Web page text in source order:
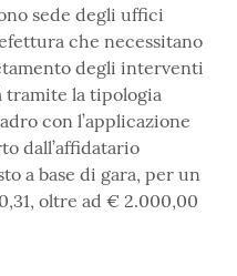
sede degli uffici
che necessitano
degli interventi
tramite la tipologia
con l’applicazione
dall’affidatario
a base di gara, per un
oltre ad € 2.000,00